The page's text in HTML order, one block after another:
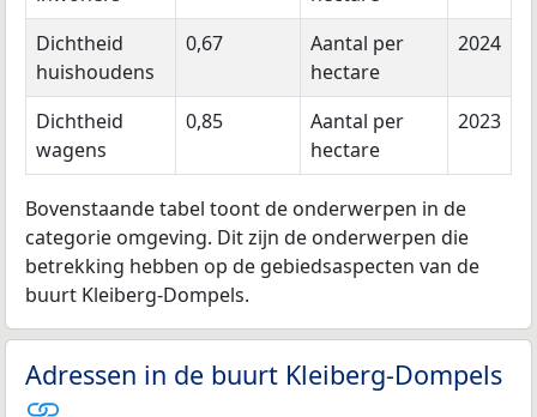
Dichtheid
huishoudens
0,67
Aantal per
hectare
2024
Dichtheid
wagens
0,85
Aantal per
hectare
2023
Bovenstaande tabel toont de onderwerpen in de
categorie omgeving. Dit zijn de onderwerpen die
betrekking hebben op de gebiedsaspecten van de
buurt Kleiberg-Dompels.
Adressen in de buurt Kleiberg-Dompels